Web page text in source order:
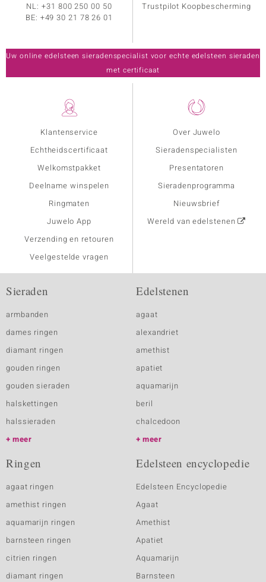
Klantenservice
Echtheidscertificaat
Welkomstpakket
Deelname winspelen
Ringmaten
Juwelo App
Verzending en retouren
Veelgestelde vragen
Over Juwelo
Sieradenspecialisten
Presentatoren
Sieradenprogramma
Nieuwsbrief
Wereld van edelstenen
NL:+31 800 250 00 50
BE: +49 30 21 78 26 01
Trustpilot Koopbescherming
Uw online edelsteen sieradenspecialist voor echte edelsteen sieraden
met certificaat
Sieraden
armbanden
dames ringen
diamant ringen
gouden ringen
gouden sieraden
halskettingen
halssieraden
meer
Edelstenen
agaat
alexandriet
amethist
apatiet
aquamarijn
beril
chalcedoon
meer
Ringen
agaat ringen
amethist ringen
aquamarijn ringen
barnsteen ringen
citrien ringen
diamant ringen
Edelsteen encyclopedie
Edelsteen Encyclopedie
Agaat
Amethist
Apatiet
Aquamarijn
Barnsteen